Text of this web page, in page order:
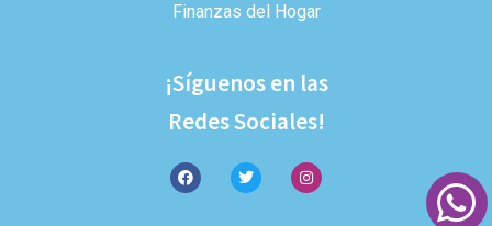
Finanzas del Hogar
¡Síguenos en las
Redes Sociales!